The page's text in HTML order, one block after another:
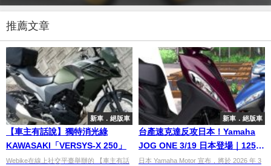
推薦文章
新車．絕版車
【車主有話說】獨特消光綠
KAWASAKI「VERSYS-X 250」
Webike在線上社交平臺舉辦的 【車主有話
新車．絕版車
台產速克達反攻日本！Yamaha
JOG ONE 3/19 日本登場｜125
級距車體、歸類新基準原付
日本 Yamaha Motor 宣布，將於 2026 年 3